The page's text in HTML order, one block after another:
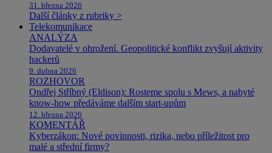
31. března 2026
Další články z rubriky >
Telekomunikace
ANALÝZA
Dodavatelé v ohrožení. Geopolitické konflikt zvyšují aktivity
hackerů
9. dubna 2026
ROZHOVOR
Ondřej Stříbný (Eldison): Rosteme spolu s Mews, a nabyté
know-how předáváme dalším start-upům
12. března 2026
KOMENTÁŘ
Kyberzákon: Nové povinnosti, rizika, nebo příležitost pro
malé a střední firmy?